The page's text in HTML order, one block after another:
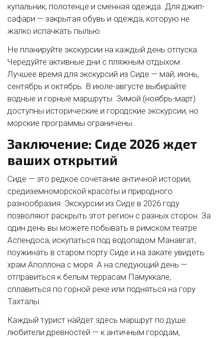
купальник, полотенце и сменная одежда. Для джип-
сафари — закрытая обувь и одежда, которую не
жалко испачкать пылью.
Не планируйте экскурсии на каждый день отпуска.
Чередуйте активные дни с пляжным отдыхом.
Лучшее время для экскурсий из Сиде — май, июнь,
сентябрь и октябрь. В июле-августе выбирайте
водные и горные маршруты. Зимой (ноябрь-март)
доступны исторические и городские экскурсии, но
морские программы ограничены.
Заключение: Сиде 2026 ждет
ваших открытий
Сиде — это редкое сочетание античной истории,
средиземноморской красоты и природного
разнообразия. Экскурсии из Сиде в 2026 году
позволяют раскрыть этот регион с разных сторон. За
один день вы можете побывать в римском театре
Аспендоса, искупаться под водопадом Манавгат,
поужинать в старом порту Сиде и на закате увидеть
храм Аполлона с моря. А на следующий день —
отправиться к белым террасам Памуккале,
сплавиться по горной реке или подняться на гору
Тахталы.
Каждый турист найдет здесь маршрут по душе:
любители древностей — к античным городам,